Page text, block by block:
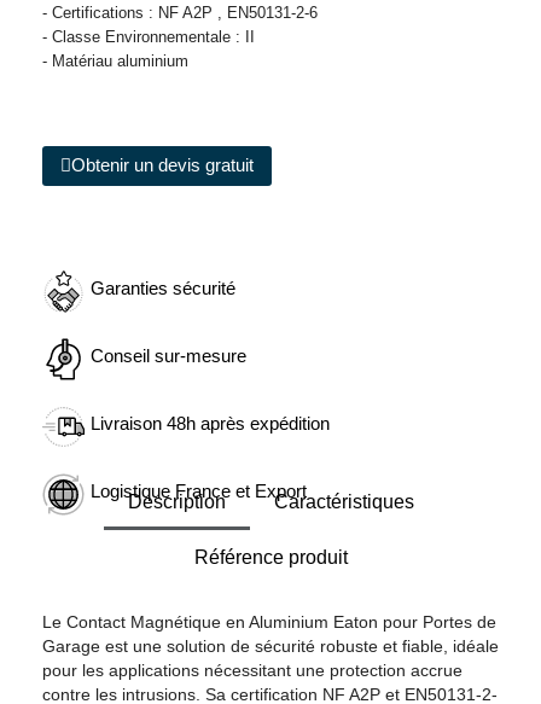
- Certifications : NF A2P , EN50131-2-6
- Classe Environnementale : II
- Matériau aluminium
Obtenir un devis gratuit
Garanties sécurité
Conseil sur-mesure
Livraison 48h après expédition
Logistique France et Export
Description Caractéristiques
Référence produit
Le Contact Magnétique en Aluminium Eaton pour Portes de
Garage est une solution de sécurité robuste et fiable, idéale
pour les applications nécessitant une protection accrue
contre les intrusions. Sa certification NF A2P et EN50131-2-